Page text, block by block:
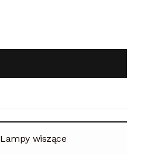
Lampy wiszące